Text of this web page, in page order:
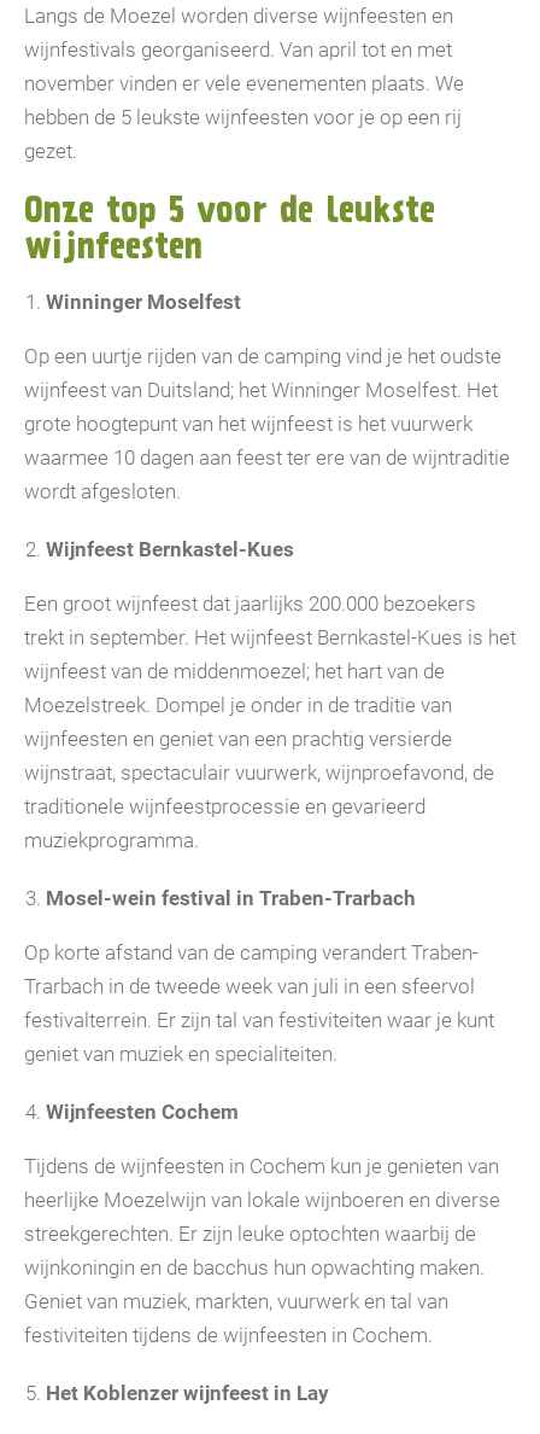
Langs de Moezel worden diverse wijnfeesten en
wijnfestivals georganiseerd. Van april tot en met
november vinden er vele evenementen plaats. We
hebben de 5 leukste wijnfeesten voor je op een rij
gezet.
Onze top 5 voor de leukste
wijnfeesten
Winninger Moselfest
Op een uurtje rijden van de camping vind je het oudste
wijnfeest van Duitsland; het Winninger Moselfest. Het
grote hoogtepunt van het wijnfeest is het vuurwerk
waarmee 10 dagen aan feest ter ere van de wijntraditie
wordt afgesloten.
Wijnfeest Bernkastel-Kues
Een groot wijnfeest dat jaarlijks 200.000 bezoekers
trekt in september. Het wijnfeest Bernkastel-Kues is het
wijnfeest van de middenmoezel; het hart van de
Moezelstreek. Dompel je onder in de traditie van
wijnfeesten en geniet van een prachtig versierde
wijnstraat, spectaculair vuurwerk, wijnproefavond, de
traditionele wijnfeestprocessie en gevarieerd
muziekprogramma.
Mosel-wein festival in Traben-Trarbach
Op korte afstand van de camping verandert Traben-
Trarbach in de tweede week van juli in een sfeervol
festivalterrein. Er zijn tal van festiviteiten waar je kunt
geniet van muziek en specialiteiten.
Wijnfeesten Cochem
Tijdens de wijnfeesten in Cochem kun je genieten van
heerlijke Moezelwijn van lokale wijnboeren en diverse
streekgerechten. Er zijn leuke optochten waarbij de
wijnkoningin en de bacchus hun opwachting maken.
Geniet van muziek, markten, vuurwerk en tal van
festiviteiten tijdens de wijnfeesten in Cochem.
Het Koblenzer wijnfeest in Lay